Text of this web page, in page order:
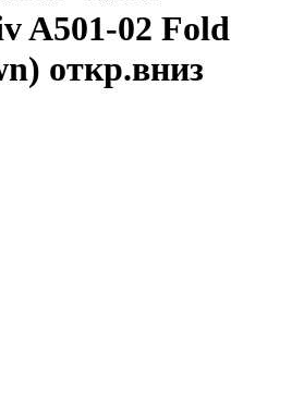
A501-02 Fold
откр.вниз